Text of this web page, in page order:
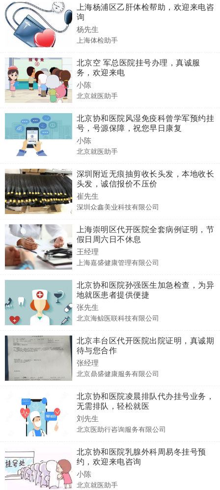
上海杨浦区乙肝体检帮助，欢迎来电咨
询
杨先生
上海体检助手
北京空 军总医院挂号办理，真诚服
务，欢迎来电
小陈
北京就医助手
北京协和医院风湿免疫科曾学军预约挂
号，号源保障，祝您早日康复
小陈
北京就医助手
深圳附近无痕抽剪收长头发，本地收长
头发，诚信报价不压价
崔先生
深圳众鑫美业科技有限公司
上海崇明区代开医院全套病例证明，节
假日周六日不休息
王经理
上海嘉盛健康管理有限公司
北京协和医院孙强医生加急检查，为异
地就医患者提供便捷
张先生
北京海鲸医联科技有限公司
北京丰台区代开医院出院证明，真诚期
待与您合作
张经理
北京鼎盛健康服务有限公司
北京协和医院凌晨排队代办挂号业务，
无需排队，轻松就医
刘先生
北京医助行咨询服务有限公司
北京协和医院乳腺外科周易冬挂号预
约，欢迎来电咨询
小陈
北京就医助手